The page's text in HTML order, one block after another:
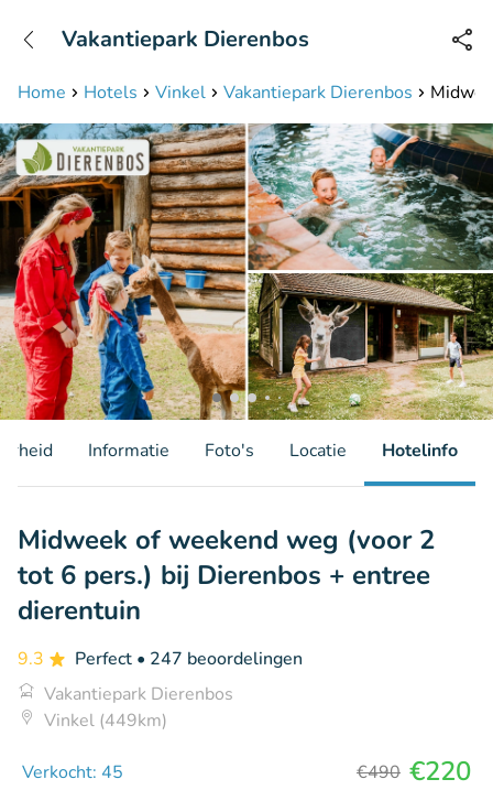
Bereikbaar tot 23:00 uur
Home Hotels Vinkel Vakantiepark Dierenbos
Vakantiepark Dierenbos
Informatie Foto's Locatie Hotelinfo
Midweek of weekend weg (voor 2
tot 6 pers.) bij Dierenbos + entree
dierentuin
9.3 Perfect • 247 beoordelingen
Vakantiepark Dierenbos
Vinkel (449km)
Verkocht: 45 €490 €220